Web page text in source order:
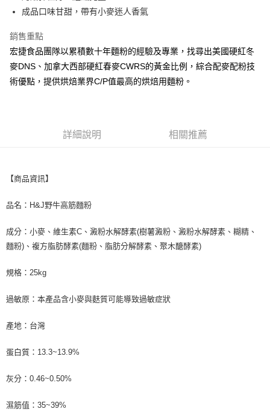
全盈+PAY
ATM付款
每筆NT$180，滿NT$1,600(含以上)免運費
成品口味甘甜，帶有小麥迷人香氣
銷售重點
宏捷食品團隊以累積數十年麵粉的經驗及專業，找尋出美國硬紅冬
麥DNS、加拿大西部硬紅春麥CWRS的黃金比例，綜合配麥配粉技
術優點，提供烘焙業界C/P值最高的烘焙用麵粉。
詳細說明 相關推薦
【商品資訊】
品名：H&J野牛高筋麵粉
成分：小麥、維生素C、澱粉水解酵素(樹薯澱粉、澱粉水解酵素、糊精、
麵粉)、複方脂肪酵素(麵粉、脂肪分解酵素、聚木醣酵素)
規格：25kg
過敏原：本產品含小麥與麩質可能導致過敏症狀
產地：台灣
蛋白質：13.3~13.9%
灰分：0.46~0.50%
濕筋值：35~39%